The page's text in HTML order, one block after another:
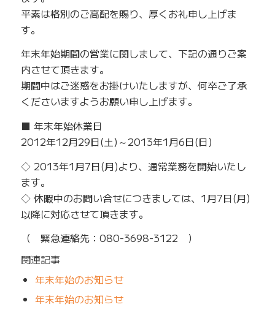
平素は格別のご高配を賜り、厚くお礼申し上げま
す。
年末年始期間の営業に関しまして、下記の通りご案
内させて頂きます。
期間中はご迷惑をお掛けいたしますが、何卒ご了承
くださいますようお願い申し上げます。
■ 年末年始休業日
2012年12月29日(土)～2013年1月6日(日)
◇ 2013年1月7日(月)より、通常業務を開始いたし
ます。
◇ 休暇中のお問い合せにつきましては、1月7日(月)
以降に対応させて頂きます。
（ 緊急連絡先：080-3698-3122 ）
関連記事
年末年始のお知らせ
年末年始のお知らせ